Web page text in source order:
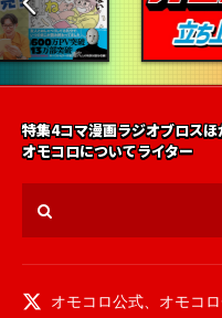
特集4コマ漫画ラジオブロスほ
オモコロについてライター
オモコロ公式、 オモコ